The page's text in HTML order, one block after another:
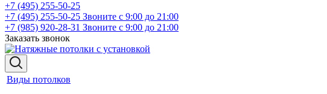
+7 (495) 255-50-25
+7 (495) 255-50-25 Звоните с 9:00 до 21:00
+7 (985) 920-28-31 Звоните с 9:00 до 21:00
Заказать звонок
Виды потолков